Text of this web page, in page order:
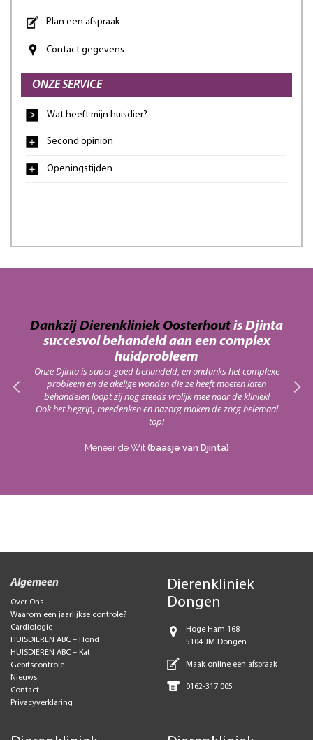
Plan een afspraak
Contact gegevens
ONZE SERVICE
Wat heeft mijn huisdier?
Second opinion
Openingstijden
Dankzij Dierenkliniek Oosterhoutis Djinta
succesvol behandeld aan een complex
huidprobleem
Onze Djinta is super goed behandeld, en ondanks het complexe
probleem en de akelige wonden die ze heeft moeten laten
behandelen loopt zij nog steeds vrolijk mee naar de kliniek!
Ook het begrip, meedenken en nazorg maken de zorg helemaal
top!
Meneer de Wit (baasje van Djinta)
Algemeen
Over Ons
Waarom een jaarlijkse controle?
Cardiologie
HUISDIEREN ABC – Hond
HUISDIEREN ABC – Kat
Gebitscontrole
Nieuws
Contact
Privacyverklaring
Dierenkliniek
Dongen
Hoge Ham 168
5104 JM Dongen
Maak online een afspraak
0162-317 005